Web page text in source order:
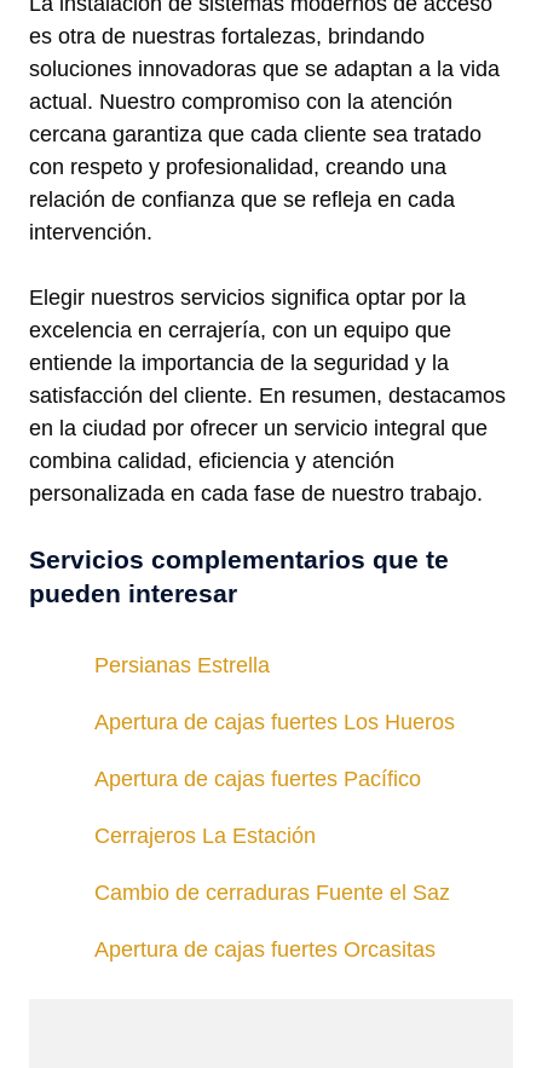
es otra de nuestras fortalezas, brindando
soluciones innovadoras que se adaptan a la vida
actual. Nuestro compromiso con la atención
cercana garantiza que cada cliente sea tratado
con respeto y profesionalidad, creando una
relación de confianza que se refleja en cada
intervención.
Elegir nuestros servicios significa optar por la
excelencia en cerrajería, con un equipo que
entiende la importancia de la seguridad y la
satisfacción del cliente. En resumen, destacamos
en la ciudad por ofrecer un servicio integral que
combina calidad, eficiencia y atención
personalizada en cada fase de nuestro trabajo.
Servicios complementarios que te
pueden interesar
Persianas Estrella
Apertura de cajas fuertes Los Hueros
Apertura de cajas fuertes Pacífico
Cerrajeros La Estación
Cambio de cerraduras Fuente el Saz
Apertura de cajas fuertes Orcasitas